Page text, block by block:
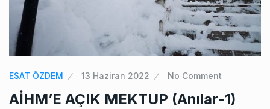
ESAT ÖZDEM 13 Haziran 2022 No Comment
AİHM’E AÇIK MEKTUP (Anılar-1)